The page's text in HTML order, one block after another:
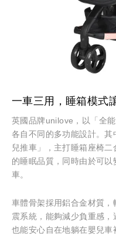
一車三用，睡箱模式
英國品牌unilove，以「全
各自不同的多功能設計。
兒推車」，主打睡箱座椅
的睡眠品質，同時由於可
車。
車體骨架採用鋁合金材質
震系統，能夠減少負重感
也能安心自在地躺在嬰兒